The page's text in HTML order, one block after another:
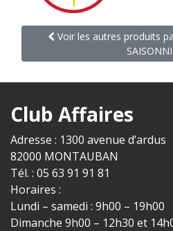
Voir les autres produits
Club Affaires
Adresse : 1300 avenue d’ardus
82000 MONTAUBAN
Tél. : 05 63 91 91 81
Horaires :
Lundi – samedi : 9h00 – 19h00
Dimanche 9h00 – 12h30 et